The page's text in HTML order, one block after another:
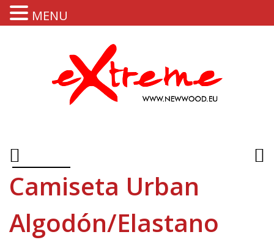
Camiseta Urban
Algodón/Elastano
MENU